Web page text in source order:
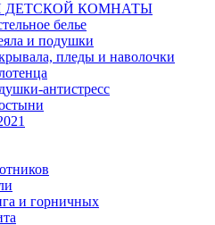
ДЕТСКОЙ КОМНАТЫ
белье
и подушки
пледы и наволочки
антистресс
и горничных